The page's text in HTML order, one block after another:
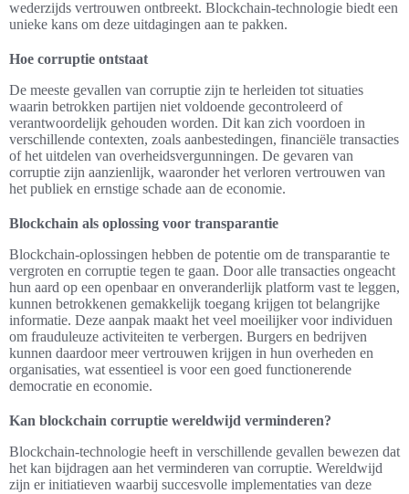
wederzijds vertrouwen ontbreekt. Blockchain-technologie biedt een
unieke kans om deze uitdagingen aan te pakken.
Hoe corruptie ontstaat
De meeste gevallen van corruptie zijn te herleiden tot situaties
waarin betrokken partijen niet voldoende gecontroleerd of
verantwoordelijk gehouden worden. Dit kan zich voordoen in
verschillende contexten, zoals aanbestedingen, financiële transacties
of het uitdelen van overheidsvergunningen. De gevaren van
corruptie zijn aanzienlijk, waaronder het verloren vertrouwen van
het publiek en ernstige schade aan de economie.
Blockchain als oplossing voor transparantie
Blockchain-oplossingen hebben de potentie om de transparantie te
vergroten en corruptie tegen te gaan. Door alle transacties ongeacht
hun aard op een openbaar en onveranderlijk platform vast te leggen,
kunnen betrokkenen gemakkelijk toegang krijgen tot belangrijke
informatie. Deze aanpak maakt het veel moeilijker voor individuen
om frauduleuze activiteiten te verbergen. Burgers en bedrijven
kunnen daardoor meer vertrouwen krijgen in hun overheden en
organisaties, wat essentieel is voor een goed functionerende
democratie en economie.
Kan blockchain corruptie wereldwijd verminderen?
Blockchain-technologie heeft in verschillende gevallen bewezen dat
het kan bijdragen aan het verminderen van corruptie. Wereldwijd
zijn er initiatieven waarbij succesvolle implementaties van deze